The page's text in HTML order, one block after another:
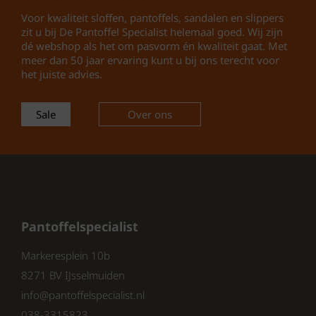
Waarom kiezen voor Rohde 1952 02
Dames Slippers?
de voet ondersteunen
Trendy beige en wit design
Rubberen profielzoolvoor extra
voor snel en makkelijk dragen
meegaat, ideaal voor dagelijks
gebruik
Perfect voor:
Voor kwaliteit sloffen, pantoffels, sandalen en slippers
zit u bij De Pantoffel Specialist helemaal goed. Wij zijn
dé webshop als het om pasvorm én kwaliteit gaat. Met
meer dan 50 jaar ervaring kunt u bij ons terecht voor
het juiste advies.
Sale Over ons
Pantoffelspecialist
Markeresplein 10b
8271 BV IJsselmuiden
info@pantoffelspecialist.nl